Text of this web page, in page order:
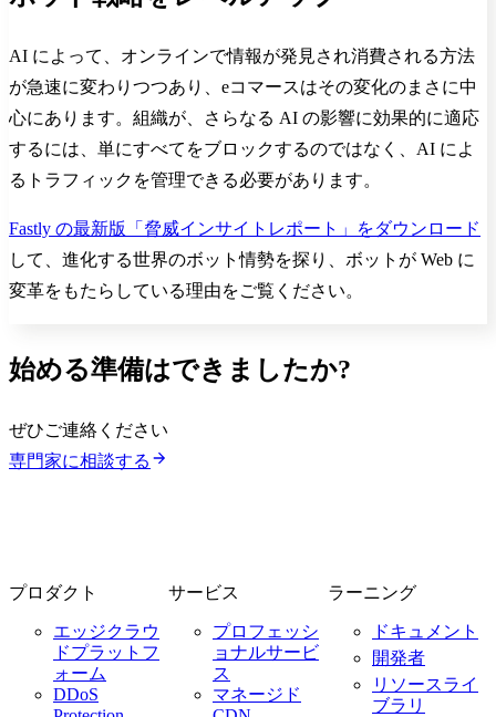
AI によって、オンラインで情報が発見され消費される方法
が急速に変わりつつあり、eコマースはその変化のまさに中
心にあります。組織が、さらなる AI の影響に効果的に適応
するには、単にすべてをブロックするのではなく、AI によ
るトラフィックを管理できる必要があります。
Fastly の最新版「脅威インサイトレポート」をダウンロード
して、進化する世界のボット情勢を探り、ボットが Web に
変革をもたらしている理由をご覧ください。
始める準備はできましたか?
ぜひご連絡ください
専門家に相談する
プロダクト
エッジクラウ
ドプラットフ
ォーム
DDoS
サービス
プロフェッシ
ョナルサービ
ス
マネージド
ラーニング
ドキュメント
開発者
リソースライ
ブラリ